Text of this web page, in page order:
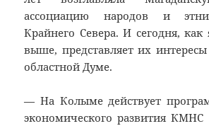
ассоциацию народов и
Крайнего Севера. И сегодня,
выше, представляет их
областной Думе.
— На Колыме действует
экономического развития